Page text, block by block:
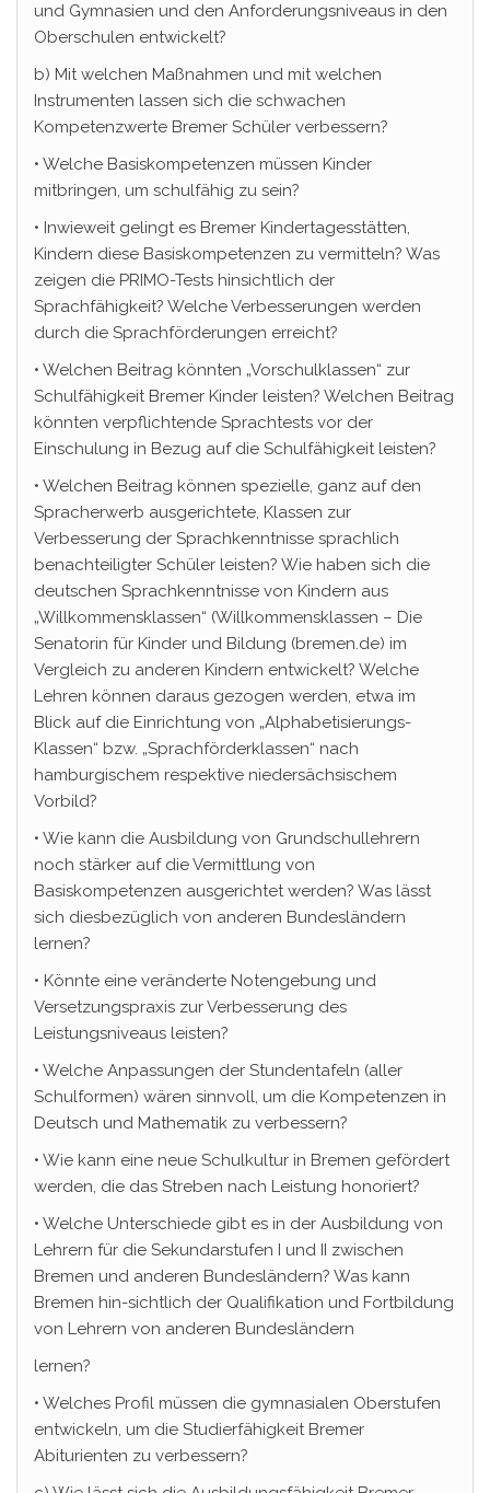
und Gymnasien und den Anforderungsniveaus in den
Oberschulen entwickelt?
b) Mit welchen Maßnahmen und mit welchen
Instrumenten lassen sich die schwachen
Kompetenzwerte Bremer Schüler verbessern?
• Welche Basiskompetenzen müssen Kinder
mitbringen, um schulfähig zu sein?
• Inwieweit gelingt es Bremer Kindertagesstätten,
Kindern diese Basiskompetenzen zu vermitteln? Was
zeigen die PRIMO-Tests hinsichtlich der
Sprachfähigkeit? Welche Verbesserungen werden
durch die Sprachförderungen erreicht?
• Welchen Beitrag könnten „Vorschulklassen“ zur
Schulfähigkeit Bremer Kinder leisten? Welchen Beitrag
könnten verpflichtende Sprachtests vor der
Einschulung in Bezug auf die Schulfähigkeit leisten?
• Welchen Beitrag können spezielle, ganz auf den
Spracherwerb ausgerichtete, Klassen zur
Verbesserung der Sprachkenntnisse sprachlich
benachteiligter Schüler leisten? Wie haben sich die
deutschen Sprachkenntnisse von Kindern aus
„Willkommensklassen“ (Willkommensklassen – Die
Senatorin für Kinder und Bildung (bremen.de) im
Vergleich zu anderen Kindern entwickelt? Welche
Lehren können daraus gezogen werden, etwa im
Blick auf die Einrichtung von „Alphabetisierungs-
Klassen“ bzw. „Sprachförderklassen“ nach
hamburgischem respektive niedersächsischem
Vorbild?
• Wie kann die Ausbildung von Grundschullehrern
noch stärker auf die Vermittlung von
Basiskompetenzen ausgerichtet werden? Was lässt
sich diesbezüglich von anderen Bundesländern
lernen?
• Könnte eine veränderte Notengebung und
Versetzungspraxis zur Verbesserung des
Leistungsniveaus leisten?
• Welche Anpassungen der Stundentafeln (aller
Schulformen) wären sinnvoll, um die Kompetenzen in
Deutsch und Mathematik zu verbessern?
• Wie kann eine neue Schulkultur in Bremen gefördert
werden, die das Streben nach Leistung honoriert?
• Welche Unterschiede gibt es in der Ausbildung von
Lehrern für die Sekundarstufen I und II zwischen
Bremen und anderen Bundesländern? Was kann
Bremen hin-sichtlich der Qualifikation und Fortbildung
von Lehrern von anderen Bundesländern
lernen?
• Welches Profil müssen die gymnasialen Oberstufen
entwickeln, um die Studierfähigkeit Bremer
Abiturienten zu verbessern?